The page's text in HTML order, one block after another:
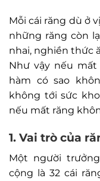
Mỗi cái răng dù ở
những răng còn
nhai, nghiền thức
Như vậy nếu
hàm có sao
không tới sức
nếu mất răng
1. Vai trò của
Một người
cộng là 32 cái